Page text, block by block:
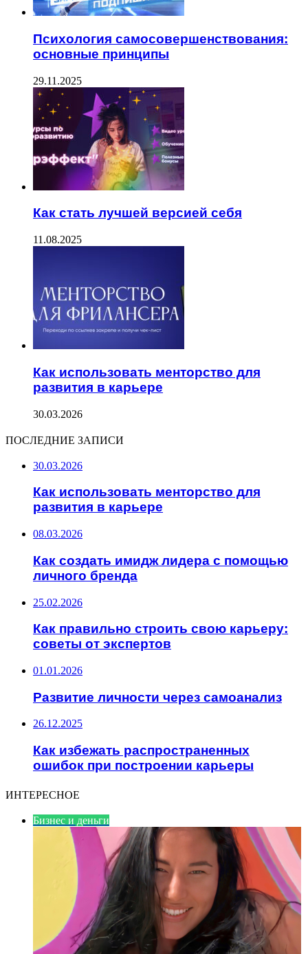
Психология самосовершенствования:
основные принципы
29.11.2025
Как стать лучшей версией себя
11.08.2025
Как использовать менторство для
развития в карьере
30.03.2026
ПОСЛЕДНИЕ ЗАПИСИ
30.03.2026
Как использовать менторство для
развития в карьере
08.03.2026
Как создать имидж лидера с помощью
личного бренда
25.02.2026
Как правильно строить свою карьеру:
советы от экспертов
01.01.2026
Развитие личности через самоанализ
26.12.2025
Как избежать распространенных
ошибок при построении карьеры
ИНТЕРЕСНОЕ
Бизнес и деньги